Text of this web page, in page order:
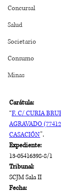
Concursal
Salud
Societario
Consumo
Minas
Carátula:
“F. C/ CURIA
AGRAVADO
CASACIÓN”.
Expediente:
13-05416398-8/1
Tribunal:
SCJM Sala II
Fecha: